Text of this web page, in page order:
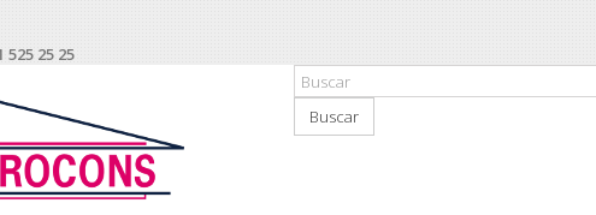
525 25 25
Buscar